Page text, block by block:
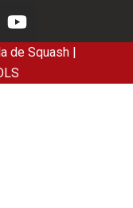
de Squash |